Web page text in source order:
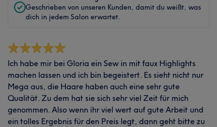
Geschrieben von unseren Kunden, damit du weißt, was
dich in jedem Salon erwartet.
Ich habe mir bei Gloria ein Sew in mit faux Highlights
machen lassen und ich bin begeistert. Es sieht nicht nur
Mega aus, die Haare haben auch eine sehr gute
Qualität. Zu dem hat sie sich sehr viel Zeit für mich
genommen. Also wenn ihr viel wert auf gute Arbeit und
ein tolles Ergebnis für den Preis legt, dann geht bitte zu